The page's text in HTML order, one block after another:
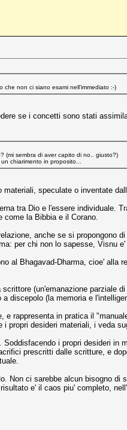
che non ci siano esami nell'immediato :-)
se i concetti sono stati
(mi sembra di aver capito di no.. giusto?)
chiarimento in proposito...
speculate o inventate
tra Dio e l'essere individuale.
la Bibbia e il Corano.
anche se si propongono
per chi non lo sapesse, Visnu e'
al Bhagavad-Dharma, cioe'
(un'emanazione parziale
discepolo (la memoria e
rappresenta in pratica il
propri desideri materiali, i veda
i propri desideri in
prescritti dalle scritture, e
Non ci sarebbe alcun bisogno di
e' il caos piu' completo,